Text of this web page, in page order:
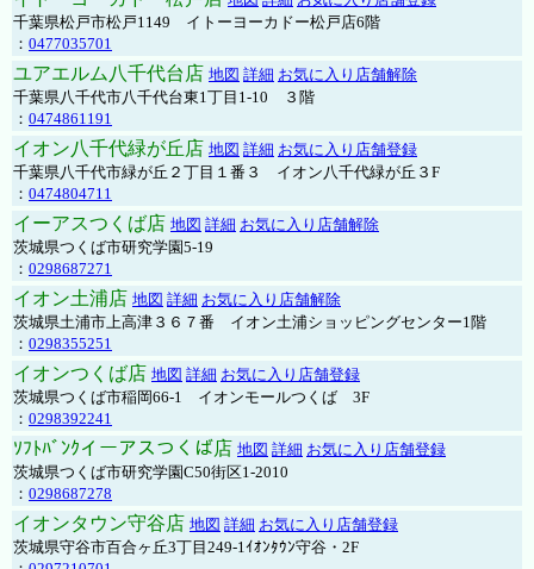
千葉県松戸市松戸1149 イトーヨーカドー松戸店6階
： 0477035701
ユアエルム八千代台店 地図 詳細 お気に入り店舗解除
千葉県八千代市八千代台東1丁目1-10 ３階
： 0474861191
イオン八千代緑が丘店 地図 詳細 お気に入り店舗登録
千葉県八千代市緑が丘２丁目１番３ イオン八千代緑が丘３F
： 0474804711
イーアスつくば店 地図 詳細 お気に入り店舗解除
茨城県つくば市研究学園5-19
： 0298687271
イオン土浦店 地図 詳細 お気に入り店舗解除
茨城県土浦市上高津３６７番 イオン土浦ショッピングセンター1階
： 0298355251
イオンつくば店 地図 詳細 お気に入り店舗登録
茨城県つくば市稲岡66-1 イオンモールつくば 3F
： 0298392241
ｿﾌﾄﾊﾞﾝｸイーアスつくば店 地図 詳細 お気に入り店舗登録
茨城県つくば市研究学園C50街区1-2010
： 0298687278
イオンタウン守谷店 地図 詳細 お気に入り店舗登録
茨城県守谷市百合ヶ丘3丁目249-1ｲｵﾝﾀｳﾝ守谷・2F